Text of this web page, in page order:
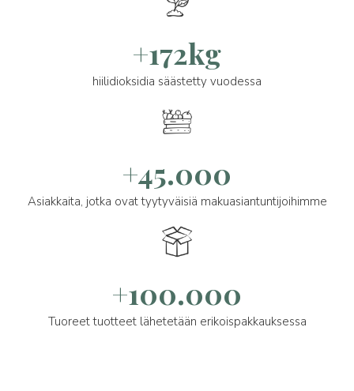
+172kg
hiilidioksidia säästetty vuodessa
+45.000
Asiakkaita, jotka ovat tyytyväisiä makuasiantuntijoihimme
+100.000
Tuoreet tuotteet lähetetään erikoispakkauksessa